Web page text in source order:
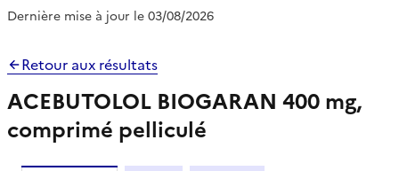
Dernière mise à jour le 03/08/2026
Retour aux résultats
ACEBUTOLOL BIOGARAN 400 mg,
comprimé pelliculé